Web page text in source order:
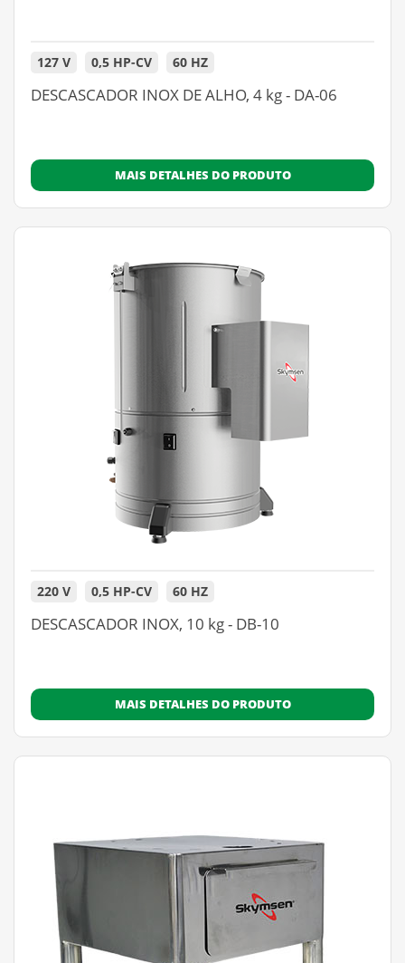
127 V 0,5 HP-CV 60 HZ
DESCASCADOR INOX DE ALHO, 4 kg - DA-06
MAIS DETALHES DO PRODUTO
220 V 0,5 HP-CV 60 HZ
DESCASCADOR INOX, 10 kg - DB-10
MAIS DETALHES DO PRODUTO